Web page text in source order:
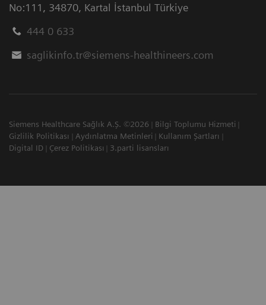
No:111 , 34870, Kartal İstanbul Türkiye
444 0 633
saglikinfo.tr@siemens-healthineers.com
Siemens Healthcare Sağlık A.Ş. ©2026
Bilgi Toplumu Hizmeti
Gizlilik Politikası
Aydınlatma Metinleri
Kullanım Şartları
Digital ID
Çerez Politikası 3.parti lisansları